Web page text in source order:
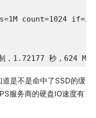
count=1024
，1.72177 秒，624
是不是命中了SSD的缓
服务商的硬盘IO速度有